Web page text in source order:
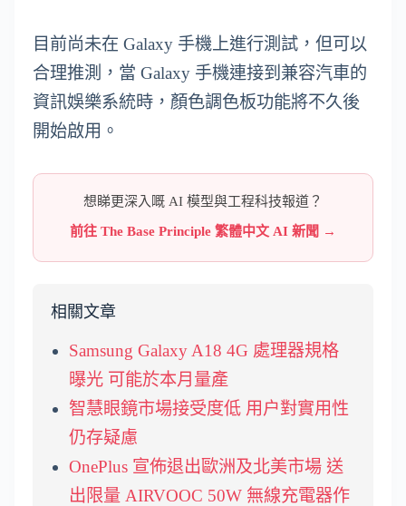
目前尚未在 Galaxy 手機上進行測試，但可以
合理推測，當 Galaxy 手機連接到兼容汽車的
資訊娛樂系統時，顏色調色板功能將不久後
開始啟用。
想睇更深入嘅 AI 模型與工程科技報道？
前往 The Base Principle 繁體中文 AI 新聞 →
相關文章
Samsung Galaxy A18 4G 處理器規格
曝光 可能於本月量產
智慧眼鏡市場接受度低 用户對實用性
仍存疑慮
OnePlus 宣佈退出歐洲及北美市場 送
出限量 AIRVOOC 50W 無線充電器作